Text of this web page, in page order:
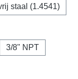
staal (1.4541)
3/8" NPT